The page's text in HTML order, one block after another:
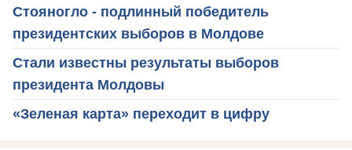
Стояногло - подлинный победитель
президентских выборов в Молдове
Стали известны результаты выборов
президента Молдовы
«Зеленая карта» переходит в цифру